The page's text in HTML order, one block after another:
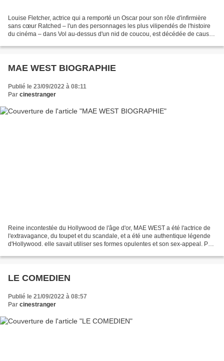
Louise Fletcher, actrice qui a remporté un Oscar pour son rôle d'infirmière
sans cœur Ratched – l'un des personnages les plus vilipendés de l'histoire
du cinéma – dans Vol au-dessus d'un nid de coucou, est décédée de causes
MAE WEST BIOGRAPHIE
Publié le 23/09/2022 à 08:11
Par cinestranger
Reine incontestée du Hollywood de l'âge d'or, MAE WEST a été l'actrice de
l'extravagance, du toupet et du scandale, et a été une authentique légende
d'Hollywood. elle savait utiliser ses formes opulentes et son sex-appeal. Par
LE COMEDIEN
Publié le 21/09/2022 à 08:57
Par cinestranger